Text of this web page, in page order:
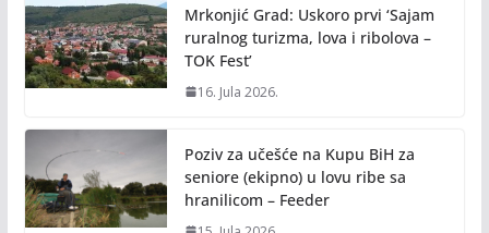
Mrkonjić Grad: Uskoro prvi ‘Sajam
ruralnog turizma, lova i ribolova –
TOK Fest’
16. Jula 2026.
Poziv za učešće na Kupu BiH za
seniore (ekipno) u lovu ribe sa
hranilicom – Feeder